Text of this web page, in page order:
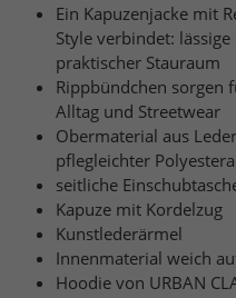
Ein Kapuzenjacke mit
Style verbindet:
praktischer Stauraum
Rippbündchen sorgen
Alltag und Streetwear
Obermaterial aus
pflegleichter
seitliche
Kapuze mit Kordelzug
Kunstlederärmel
Innenmaterial weich
Hoodie von URBAN